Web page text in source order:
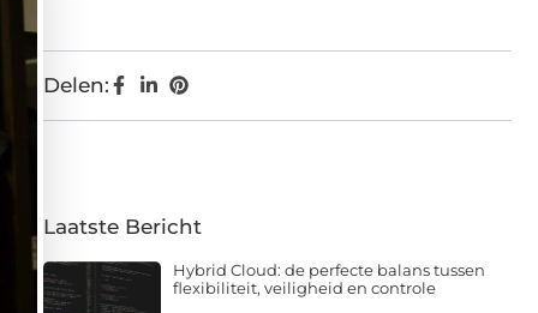
Delen:
Laatste Bericht
Hybrid Cloud: de perfecte balans tussen
flexibiliteit, veiligheid en controle